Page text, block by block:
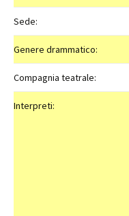
Sede:
Genere drammatico:
Compagnia teatrale:
Interpreti: